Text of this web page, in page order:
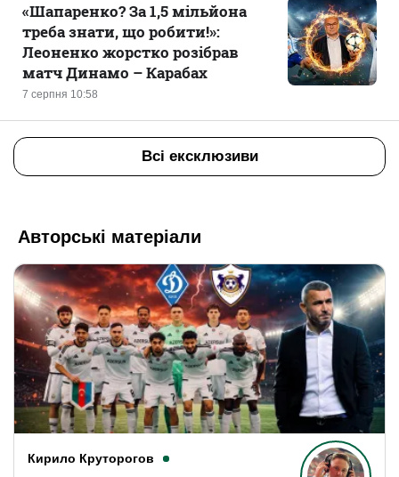
7 серпня 10:58
«Шапаренко? За 1,5 мільйона
треба знати, що робити!»:
Леоненко жорстко розібрав
матч Динамо – Карабах
Всі ексклюзиви
Авторські матеріали
Кирило Круторогов